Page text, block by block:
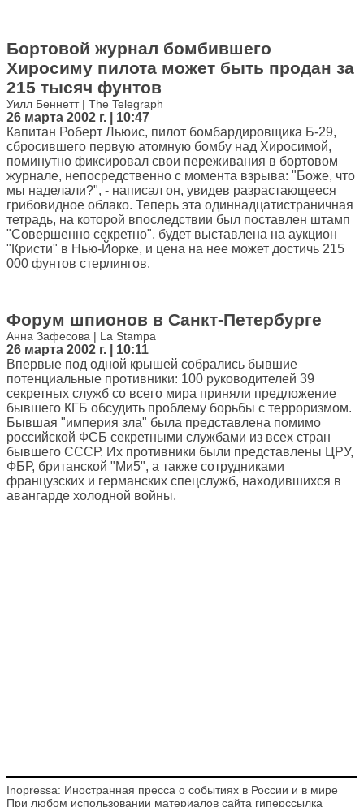
Бортовой журнал бомбившего
Хиросиму пилота может быть продан за
215 тысяч фунтов
Уилл Беннетт | The Telegraph
26 марта 2002 г. | 10:47
Капитан Роберт Льюис, пилот бомбардировщика Б-29,
сбросившего первую атомную бомбу над Хиросимой,
поминутно фиксировал свои переживания в бортовом
журнале, непосредственно с момента взрыва: "Боже, что
мы наделали?", - написал он, увидев разрастающееся
грибовидное облако. Теперь эта одиннадцатистраничная
тетрадь, на которой впоследствии был поставлен штамп
"Совершенно секретно", будет выставлена на аукцион
"Кристи" в Нью-Йорке, и цена на нее может достичь 215
000 фунтов стерлингов.
Форум шпионов в Санкт-Петербурге
Анна Зафесова | La Stampa
26 марта 2002 г. | 10:11
Впервые под одной крышей собрались бывшие
потенциальные противники: 100 руководителей 39
секретных служб со всего мира приняли предложение
бывшего КГБ обсудить проблему борьбы с терроризмом.
Бывшая "империя зла" была представлена помимо
российской ФСБ секретными службами из всех стран
бывшего СССР. Их противники были представлены ЦРУ,
ФБР, британской "Ми5", а также сотрудниками
французских и германских спецслужб, находившихся в
авангарде холодной войны.
Inopressa: Иностранная пресса о событиях в России и в мире
При любом использовании материалов сайта гиперссылка